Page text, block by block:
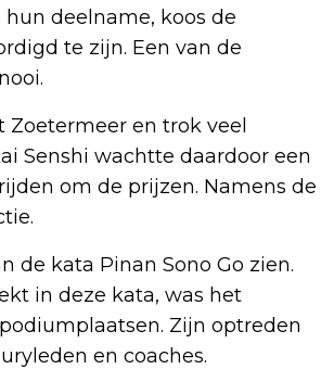
deelname, koos de
te zijn. Een van de
en trok veel
Senshi wachtte daardoor een
om de prijzen. Namens de
de kata Pinan Sono Go zien.
in deze kata, was het
Zijn optreden
en coaches.